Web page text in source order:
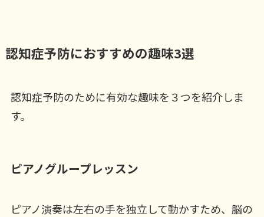
認知症予防におすすめの趣味3選
認知症予防のために有効な趣味を３つを紹介しま
す。
ピアノグループレッスン
ピアノ演奏は左右の手を独立して動かすため、脳の